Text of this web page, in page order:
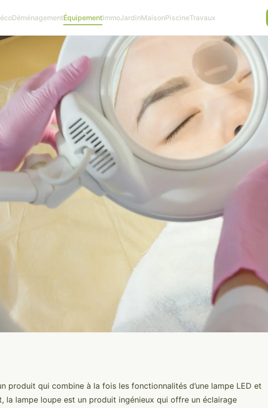
DéménagementÉquipementImmoJardinMaisonPiscineTravaux
loupe ?
produit qui combine à la fois les fonctionnalités d’une lampe LED et
la lampe loupe est un produit ingénieux qui offre un éclairage